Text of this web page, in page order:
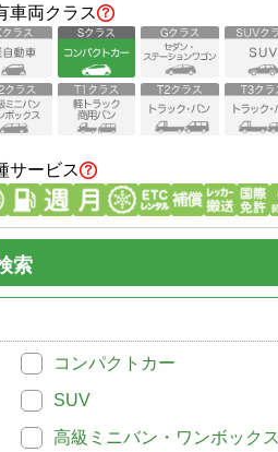
車両クラス
サービス
索
コンパクトカー
SUV
高級ミニバン・ワンボックス